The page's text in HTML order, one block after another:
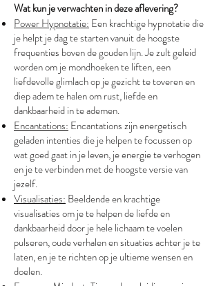
Wat kun je verwachten in deze aflevering?
Power Hypnotatie: Een krachtige hypnotatie die
je helpt je dag te starten vanuit de hoogste
frequenties boven de gouden lijn. Je zult geleid
worden om je mondhoeken te liften, een
liefdevolle glimlach op je gezicht te toveren en
diep adem te halen om rust, liefde en
dankbaarheid in te ademen.
Encantations: Encantations zijn energetisch
geladen intenties die je helpen te focussen op
wat goed gaat in je leven, je energie te verhogen
en je te verbinden met de hoogste versie van
jezelf.
Visualisaties: Beeldende en krachtige
visualisaties om je te helpen de liefde en
dankbaarheid door je hele lichaam te voelen
pulseren, oude verhalen en situaties achter je te
laten, en je te richten op je ultieme wensen en
doelen.